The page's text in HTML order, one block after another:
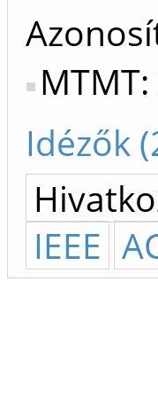
Idézők
IEEE